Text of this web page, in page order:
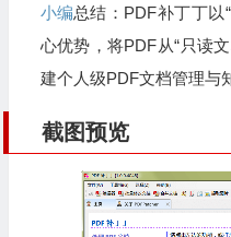
小编总结：PDF补丁丁以
心优势，将PDF从“只读
建个人级PDF文档管理与
截图预览